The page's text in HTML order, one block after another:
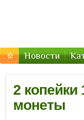
Новости
2
монеты